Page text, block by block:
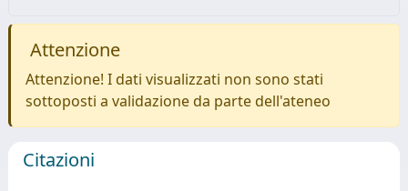
Attenzione
Attenzione! I dati visualizzati non sono stati
sottoposti a validazione da parte dell'ateneo
Citazioni